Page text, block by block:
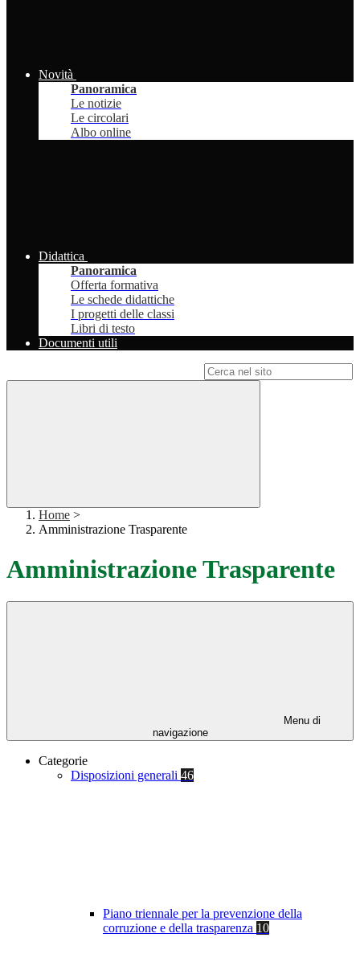
Novità
Panoramica
Le notizie
Le circolari
Albo online
Didattica
Panoramica
Offerta formativa
Le schede didattiche
I progetti delle classi
Libri di testo
Documenti utili
Home >
Amministrazione Trasparente
Amministrazione Trasparente
Menu di
navigazione
Categorie
Disposizioni generali 46
Piano triennale per la prevenzione della
corruzione e della trasparenza 10